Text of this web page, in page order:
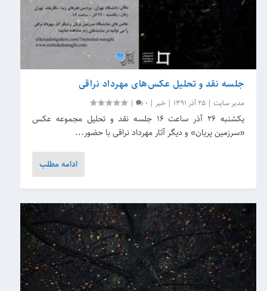
جلسه نقد و تحلیل عکس‌های مهرداد نراقی
مدیر سایت |25 آذر 1391 | خبر |
0
|
یکشنبه ۲۶ آذر ساعت ۱۶ جلسه نقد و تحلیل مجموعه عکس
«سرزمین پریان» و دیگر آثار مهرداد نراقی با حضور...
ادامه مطلب